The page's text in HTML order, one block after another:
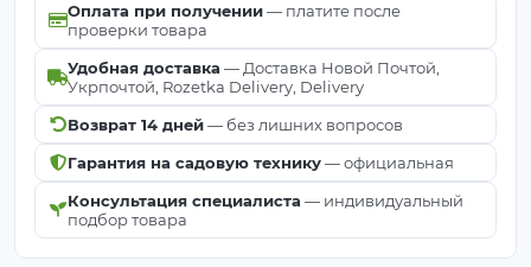
Оплата при получении— платите после
проверки товара
Удобная доставка — Доставка Новой Почтой,
Укрпочтой, Rozetka Delivery, Delivery
Возврат 14 дней— без лишних вопросов
Гарантия на садовую технику— официальная
Консультация специалиста — индивидуальный
подбор товара